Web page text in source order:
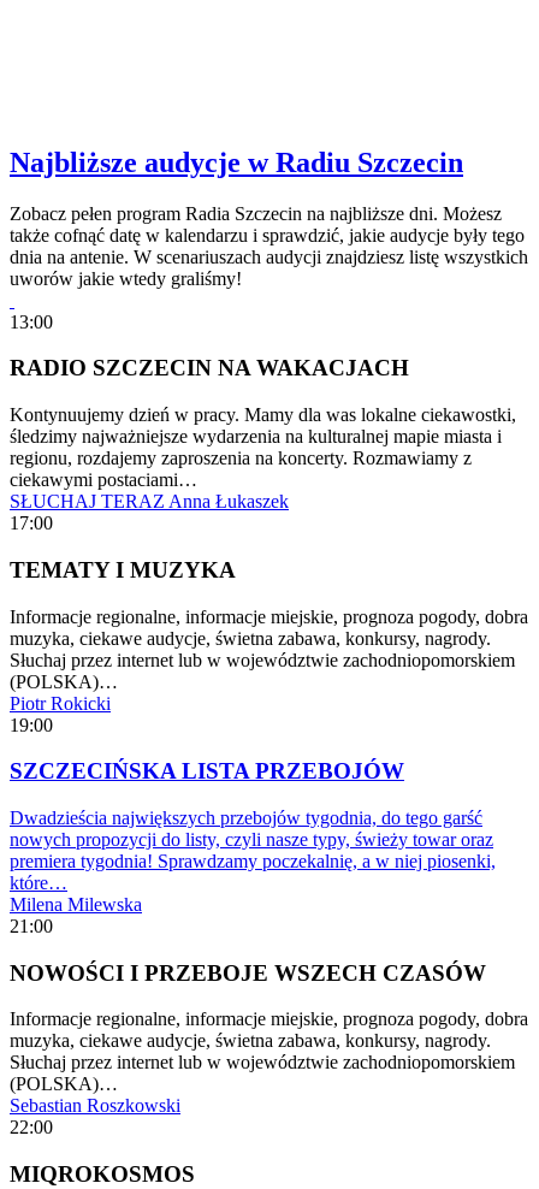
Najbliższe audycje w Radiu Szczecin
Zobacz pełen program Radia Szczecin na najbliższe dni. Możesz
także cofnąć datę w kalendarzu i sprawdzić, jakie audycje były tego
dnia na antenie. W scenariuszach audycji znajdziesz listę wszystkich
uworów jakie wtedy graliśmy!
13:00
RADIO SZCZECIN NA WAKACJACH
Kontynuujemy dzień w pracy. Mamy dla was lokalne ciekawostki,
śledzimy najważniejsze wydarzenia na kulturalnej mapie miasta i
regionu, rozdajemy zaproszenia na koncerty. Rozmawiamy z
ciekawymi postaciami…
SŁUCHAJ TERAZ Anna Łukaszek
17:00
TEMATY I MUZYKA
Informacje regionalne, informacje miejskie, prognoza pogody, dobra
muzyka, ciekawe audycje, świetna zabawa, konkursy, nagrody.
Słuchaj przez internet lub w województwie zachodniopomorskiem
(POLSKA)…
Piotr Rokicki
19:00
SZCZECIŃSKA LISTA PRZEBOJÓW
Dwadzieścia największych przebojów tygodnia, do tego garść
nowych propozycji do listy, czyli nasze typy, świeży towar oraz
premiera tygodnia! Sprawdzamy poczekalnię, a w niej piosenki,
które…
Milena Milewska
21:00
NOWOŚCI I PRZEBOJE WSZECH CZASÓW
Informacje regionalne, informacje miejskie, prognoza pogody, dobra
muzyka, ciekawe audycje, świetna zabawa, konkursy, nagrody.
Słuchaj przez internet lub w województwie zachodniopomorskiem
(POLSKA)…
Sebastian Roszkowski
22:00
MIQROKOSMOS